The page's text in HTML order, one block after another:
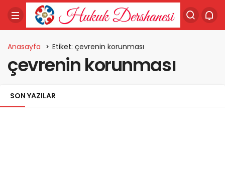
Anasayfa Etiket: çevrenin korunması
çevrenin korunması
SON YAZILAR